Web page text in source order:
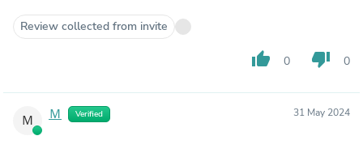
Review collected from invite
thumb_up 0 thumb_down 0
Ｍ Ｍ Verified 31 May 2024